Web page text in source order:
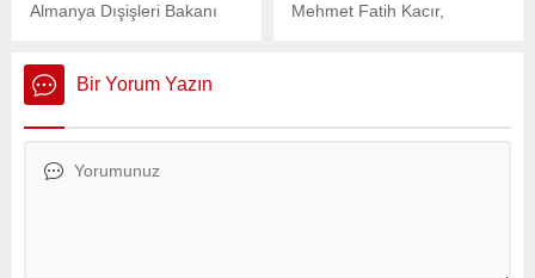
Almanya Dışişleri Bakanı
üzere İsrail’e desteğini
sürdüreceğini açıkladı.
Mehmet Fatih Kacır,
marka olduğunu belirtti.
Bir Yorum Yazın